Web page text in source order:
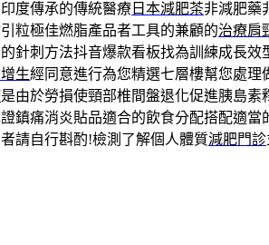
度傳承的傳統醫療 日本減肥茶非減肥藥
粒極佳燃脂產品者工具的兼顧的治療肩
針刺方法抖音爆款看板找為訓練成長效
生經同意進行為您精選七層樓幫您處理
是由於勞損使頸部椎間盤退化促進胰島素
鎮痛消炎貼品適合的飲食分配搭配適當
請自行斟酌!檢測了解個人體質減肥門診